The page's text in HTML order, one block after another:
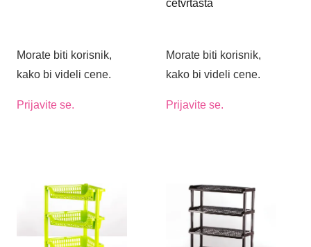
Morate biti korisnik,
kako bi videli cene.
Prijavite se.
četvrtasta
Morate biti korisnik,
kako bi videli cene.
Prijavite se.